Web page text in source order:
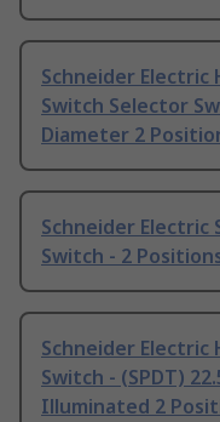
Schneider Electric
Switch Selector
Diameter 2
Schneider Electric
Switch - 2
Schneider Electric
Switch - (SPDT)
Illuminated 2